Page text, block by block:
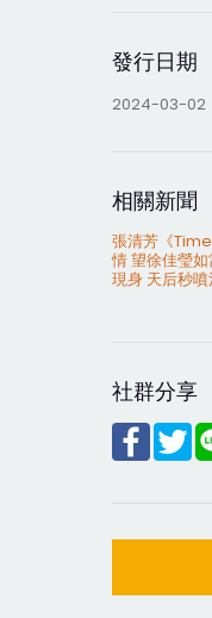
發行日期
2024-03-02
相關新聞
張清芳《
情 望徐佳瑩
現身 天后秒
社群分享